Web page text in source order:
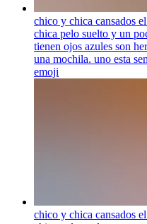
chico y chica cansados
chica pelo suelto y un
tienen ojos azules son
una mochila. uno esta
emoji
chico y chica cansados